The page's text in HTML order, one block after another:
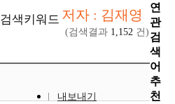
검색키워드 저자 : 김재영
(검색결과 1,152 건)
내보내기
연
관
검
색
어
추
천